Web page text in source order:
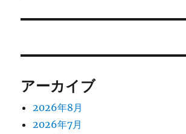
アーカイブ
2026年8月
2026年7月